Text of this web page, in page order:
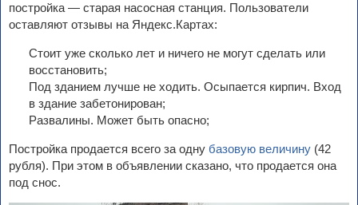
постройка — старая насосная станция. Пользователи
оставляют отзывы на Яндекс.Картах:
Стоит уже сколько лет и ничего не могут сделать или
восстановить;
Под зданием лучше не ходить. Осыпается кирпич. Вход
в здание забетонирован;
Развалины. Может быть опасно;
Постройка продается всего за одну базовую величину (42
рубля). При этом в объявлении сказано, что продается она
под снос.